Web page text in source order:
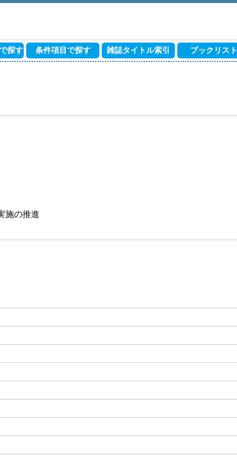
探す 条件項目で探す 雑誌タイトル索引 ブックリスト
施の推進